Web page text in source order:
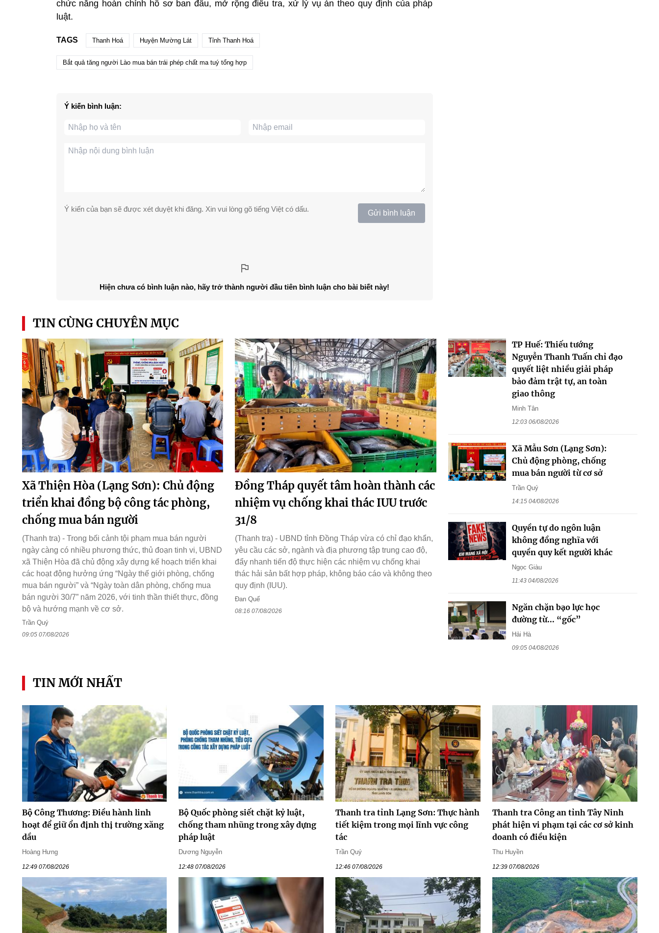
chức năng hoàn chỉnh hồ sơ ban đầu, mở rộng điều tra, xử lý vụ án theo quy định của pháp
luật.
TAGS Thanh Hoá Huyện Mường Lát Tỉnh Thanh Hoá
Bắt quả tăng người Lào mua bán trái phép chất ma tuý tổng hợp
Ý kiến bình luận:
Ý kiến của bạn sẽ được xét duyệt khi đăng. Xin vui lòng gõ tiếng Việt có dấu. Gửi bình luận
Hiện chưa có bình luận nào, hãy trở thành người đầu tiên bình luận cho bài biết này!
TIN CÙNG CHUYÊN MỤC
Xã Thiện Hòa (Lạng Sơn): Chủ động
triển khai đồng bộ công tác phòng,
chống mua bán người
(Thanh tra) - Trong bối cảnh tội phạm mua bán người
ngày càng có nhiều phương thức, thủ đoạn tinh vi, UBND
xã Thiện Hòa đã chủ động xây dựng kế hoạch triển khai
các hoạt động hưởng ứng “Ngày thế giới phòng, chống
mua bán người” và “Ngày toàn dân phòng, chống mua
bán người 30/7” năm 2026, với tinh thần thiết thực, đồng
bộ và hướng mạnh về cơ sở.
Trần Quý
09:05 07/08/2026
Đồng Tháp quyết tâm hoàn thành các
nhiệm vụ chống khai thác IUU trước
31/8
(Thanh tra) - UBND tỉnh Đồng Tháp vừa có chỉ đạo khẩn,
yêu cầu các sở, ngành và địa phương tập trung cao độ,
đẩy nhanh tiến độ thực hiện các nhiệm vụ chống khai
thác hải sản bất hợp pháp, không báo cáo và không theo
quy định (IUU).
Đan Quế
08:16 07/08/2026
TP Huế: Thiếu tướng
Nguyễn Thanh Tuấn chỉ đạo
quyết liệt nhiều giải pháp
bảo đảm trật tự, an toàn
giao thông
Minh Tân
12:03 06/08/2026
Xã Mẫu Sơn (Lạng Sơn):
Chủ động phòng, chống
mua bán người từ cơ sở
Trần Quý
14:15 04/08/2026
Quyền tự do ngôn luận
không đồng nghĩa với
quyền quy kết người khác
Ngọc Giàu
11:43 04/08/2026
Ngăn chặn bạo lực học
đường từ... “gốc”
Hải Hà
09:05 04/08/2026
TIN MỚI NHẤT
Bộ Công Thương: Điều hành linh
hoạt để giữ ổn định thị trường xăng
dầu
Hoàng Hưng
12:49 07/08/2026
Bộ Quốc phòng siết chặt kỷ luật,
chống tham nhũng trong xây dựng
pháp luật
Dương Nguyễn
12:48 07/08/2026
Thanh tra tỉnh Lạng Sơn: Thực hành
tiết kiệm trong mọi lĩnh vực công
tác
Trần Quý
12:46 07/08/2026
Thanh tra Công an tỉnh Tây Ninh
phát hiện vi phạm tại các cơ sở kinh
doanh có điều kiện
Thu Huyền
12:39 07/08/2026